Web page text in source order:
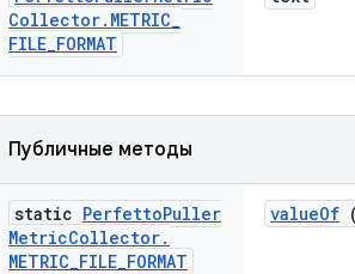
Collector. METRIC_
FILE_FORMAT
Публичные методы
static PerfettoPuller
MetricCollector.
METRIC_FILE_FORMAT
valueOf